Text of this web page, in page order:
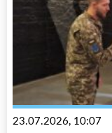
23.07.2026, 10:07